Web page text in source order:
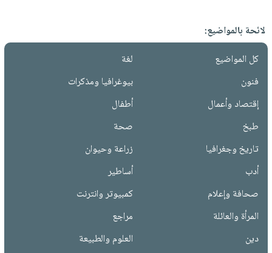
لائحة بالمواضيع:
كل المواضيع
لغة
فنون
بيوغرافيا ومذكرات
إقتصاد وأعمال
أطفال
طبخ
صحة
تاريخ وجغرافيا
زراعة وحيوان
أدب
أساطير
صحافة وإعلام
كمبيوتر وانترنت
المرأة والعائلة
مراجع
دين
العلوم والطبيعة